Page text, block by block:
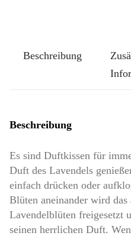
Beschreibung
Beschreibung
Es sind Duftkissen für
Duft des Lavendels
einfach drücken oder
Blüten aneinander wird das
Lavendelblüten freigesetzt
seinen herrlichen Duft.